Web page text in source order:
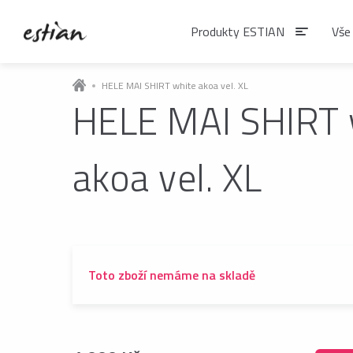
HELE MAI SHIRT white akoa vel. XL
HELE MAI
akoa vel. XL
Toto zboží nemáme na skladě
Produkty ESTIAN
Produkty
VÝDEJNÍKY VODY
ČAJE